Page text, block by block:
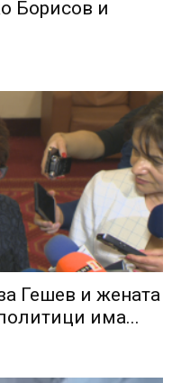
Борисов и
Гешев и жената
има...